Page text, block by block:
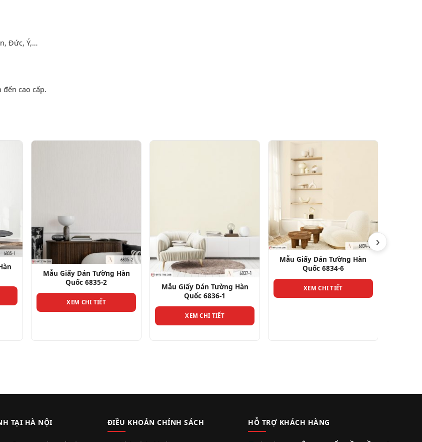
Đức, Ý,…
cao cấp.
Mẫu Giấy Dán Tường Hàn
Quốc 6836-1
Mẫu Giấy Dán Tường Hàn
Quốc 6834-6
XEM CHI TIẾT
Mẫu Giấy Dán Tường Hàn
Quốc 6834-3
XEM CHI TIẾT
›
TẠI HÀ NỘI ĐIỀU KHOẢN CHÍNH SÁCH HỖ TRỢ KHÁCH HÀNG